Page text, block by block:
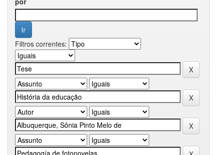
Filtros correntes: